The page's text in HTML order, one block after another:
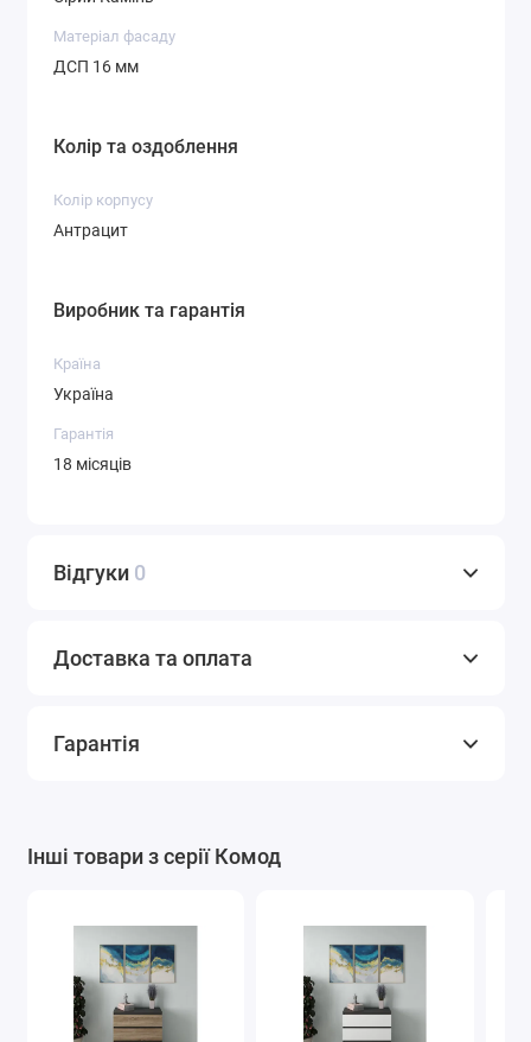
Матеріал фасаду
ДСП 16 мм
Колір та оздоблення
Колір корпусу
Антрацит
Виробник та гарантія
Країна
Україна
Гарантія
18 місяців
Відгуки 0
Доставка та оплата
Гарантія
Інші товари з серії Комод